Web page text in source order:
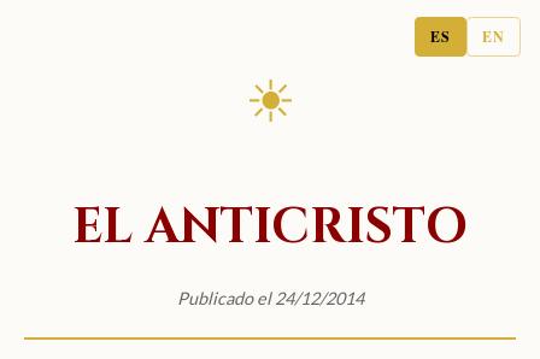
ES EN
☀
EL ANTICRISTO
Publicado el 24/12/2014